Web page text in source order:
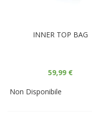
INNER TOP BAG
59,99 €
Non Disponibile